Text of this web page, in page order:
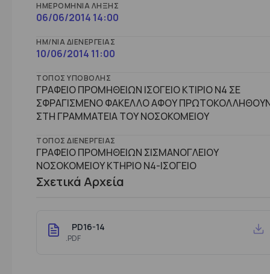
ΗΜΕΡΟΜΗΝΊΑ ΛΉΞΗΣ
06/06/2014 14:00
ΗΜ/ΝΊΑ ΔΙΕΝΈΡΓΕΙΑΣ
10/06/2014 11:00
ΤΌΠΟΣ ΥΠΟΒΟΛΉΣ
ΓΡΑΦΕΙΟ ΠΡΟΜΗΘΕΙΩΝ ΙΣΟΓΕΙΟ ΚΤΙΡΙΟ Ν4 ΣΕ
ΣΦΡΑΓΙΣΜΕΝΟ ΦΑΚΕΛΛΟ ΑΦΟΥ
ΣΤΗ ΓΡΑΜΜΑΤΕΙΑ ΤΟΥ ΝΟΣΟΚΟΜΕΙΟΥ
ΤΌΠΟΣ ΔΙΕΝΈΡΓΕΙΑΣ
ΓΡΑΦΕΙΟ ΠΡΟΜΗΘΕΙΩΝ ΣΙΣΜΑΝΟΓΛΕΙΟΥ
ΝΟΣΟΚΟΜΕΙΟΥ ΚΤΗΡΙΟ Ν4-ΙΣΟΓΕΙΟ
Σχετικά Αρχεία
PD16-14
.PDF